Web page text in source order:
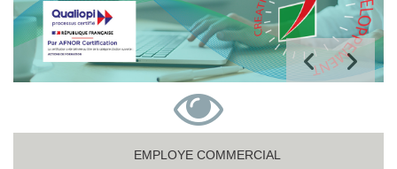
EMPLOYE COMMERCIAL